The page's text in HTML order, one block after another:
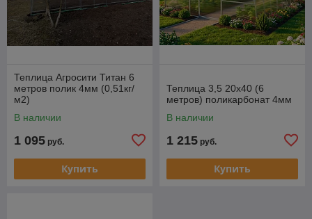
Теплица Агросити Титан 6
метров полик 4мм (0,51кг/
м2)
В наличии
1 095 руб.
Купить
Теплица 3,5 20х40 (6
метров) поликарбонат 4мм
В наличии
1 215 руб.
Купить